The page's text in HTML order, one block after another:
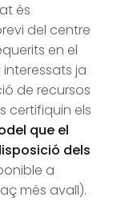
és
del centre
en el
ja
de recursos
certifiquin els
que el
dels
a
més avall).